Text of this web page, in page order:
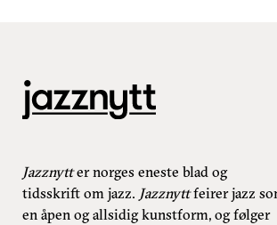
Jazznytter norges eneste blad og
tidsskrift om jazz. Jazznyttfeirer jazz
en åpen og allsidig kunstform, og følger